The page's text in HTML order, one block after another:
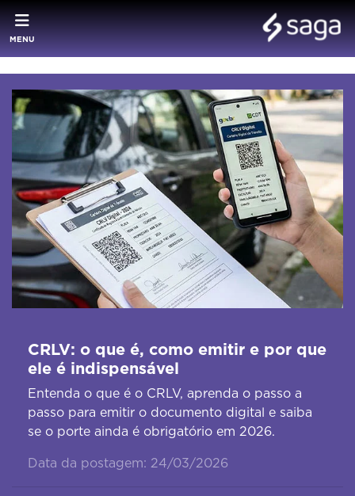
MENU
CRLV: o que é, como emitir e por que
ele é indispensável
Entenda o que é o CRLV, aprenda o passo a
passo para emitir o documento digital e saiba
se o porte ainda é obrigatório em 2026.
Data da postagem: 24/03/2026